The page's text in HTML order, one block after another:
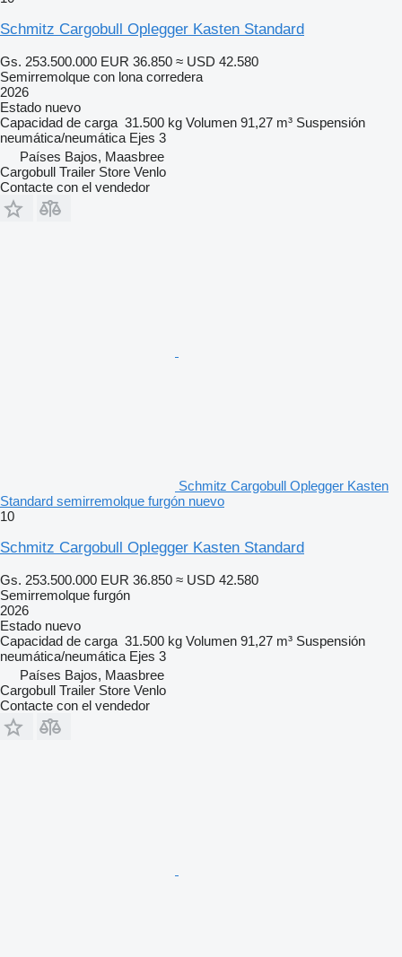
Schmitz Cargobull Oplegger Kasten Standard
Gs. 253.500.000 EUR 36.850 ≈ USD 42.580
Semirremolque con lona corredera
2026
Estado nuevo
Capacidad de carga 31.500 kg Volumen 91,27 m³ Suspensión
neumática/neumática Ejes 3
Países Bajos, Maasbree
Cargobull Trailer Store Venlo
Contacte con el vendedor
Schmitz Cargobull Oplegger Kasten
Standard semirremolque furgón nuevo
10
Schmitz Cargobull Oplegger Kasten Standard
Gs. 253.500.000 EUR 36.850 ≈ USD 42.580
Semirremolque furgón
2026
Estado nuevo
Capacidad de carga 31.500 kg Volumen 91,27 m³ Suspensión
neumática/neumática Ejes 3
Países Bajos, Maasbree
Cargobull Trailer Store Venlo
Contacte con el vendedor